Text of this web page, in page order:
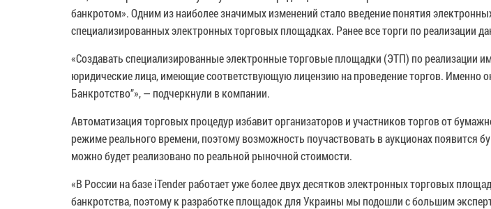
банкротом». Одним из наиболее значимых изменений стало введение понятия
специализированных электронных торговых площадках. Ранее все торги по реализации
«Создавать специализированные электронные торговые площадки (ЭТП) по реализации
юридические лица, имеющие соответствующую лицензию на проведение торгов. Именно
Банкротство”», — подчеркнули в компании.
Автоматизация торговых процедур избавит организаторов и участников торгов от
режиме реального времени, поэтому возможность поучаствовать в аукционах появится
можно будет реализовано по реальной рыночной стоимости.
«В России на базе iTender работает уже более двух десятков электронных торговых
банкротства, поэтому к разработке площадок для Украины мы подошли с большим